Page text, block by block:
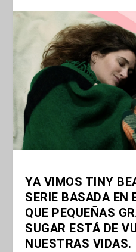
YA VIMOS TINY
SERIE BASADA EN
QUE PEQUEÑAS
SUGAR ESTÁ DE
NUESTRAS VIDAS.